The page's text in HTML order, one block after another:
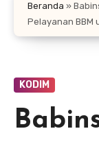
Beranda »
Pelayanan BBM
KODIM